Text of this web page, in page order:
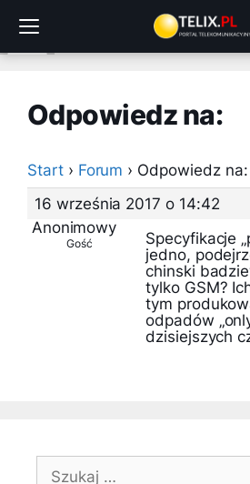
treści
Odpowiedz na:
Start › Forum › Odpowiedz na:
16 września 2017 o 14:42
Anonimowy
Gość
Specyfikacje
jedno,
chinski
tylko GSM?
tym
odpadów
dzisiejszych
Szukaj: